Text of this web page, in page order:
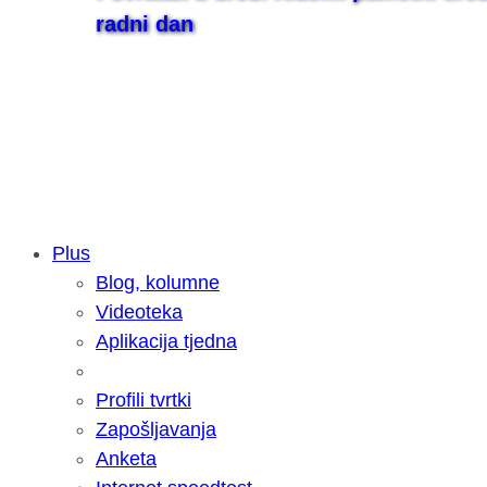
radni dan
Samsung otkrio kako je nastajala
razvoja donijelo tanje i izdržljivije
Plus
Blog, kolumne
Videoteka
Aplikacija tjedna
Profili tvrtki
Zapošljavanja
Anketa